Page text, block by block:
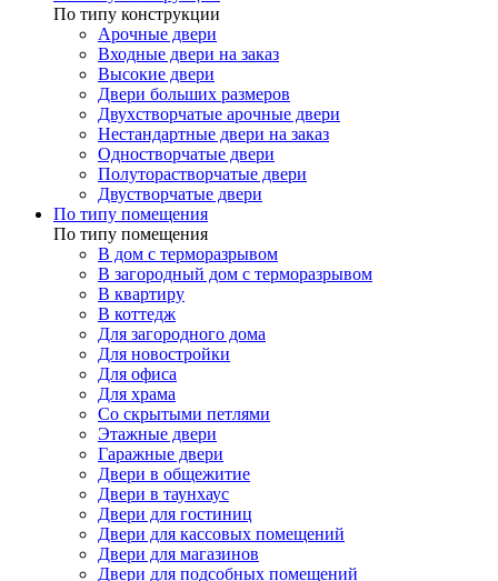
По типу конструкции
Арочные двери
Входные двери на заказ
Высокие двери
Двери больших размеров
Двухстворчатые арочные двери
Нестандартные двери на заказ
Одностворчатые двери
Полуторастворчатые двери
Двустворчатые двери
По типу помещения
По типу помещения
В дом с терморазрывом
В загородный дом с терморазрывом
В квартиру
В коттедж
Для загородного дома
Для новостройки
Для офиса
Для храма
Со скрытыми петлями
Этажные двери
Гаражные двери
Двери в общежитие
Двери в таунхаус
Двери для гостиниц
Двери для кассовых помещений
Двери для магазинов
Двери для подсобных помещений